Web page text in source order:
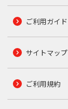
ご利用ガイド
サイトマップ
ご利用規約